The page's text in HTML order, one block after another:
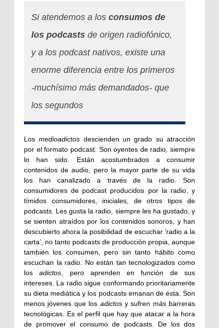
Si atendemos a los consumos de
los podcasts de origen radiofónico,
y a los podcast nativos, existe una
enorme diferencia entre los primeros
-muchísimo más demandados- que
los segundos
Losmedioadictos descienden un grado su atracción
por el formato podcast. Son oyentes de radio, siempre
lo han sido. Están acostumbrados a consumir
contenidos de audio, pero la mayor parte de su vida
los han canalizado a través de la radio. Son
consumidores de podcast producidos por la radio, y
tímidos consumidores, iniciales, de otros tipos de
podcasts. Les gusta la radio, siempre les ha gustado, y
se sienten atraídos por los contenidos sonoros, y han
descubierto ahora la posibilidad de escuchar ‘radio a la
carta’, no tanto podcasts de producción propia, aunque
también los consumen, pero sin tanto hábito como
escuchan la radio. No están tan tecnologizados como
losadictos, pero aprenden en función de sus
intereses. La radio sigue conformando prioritariamente
su dieta mediática y los podcasts emanan de ésta. Son
menos jóvenes que los adictosy sufren más barreras
tecnológicas. Es el perfil que hay que atacar a la hora
de promover el consumo de podcasts. De los dos